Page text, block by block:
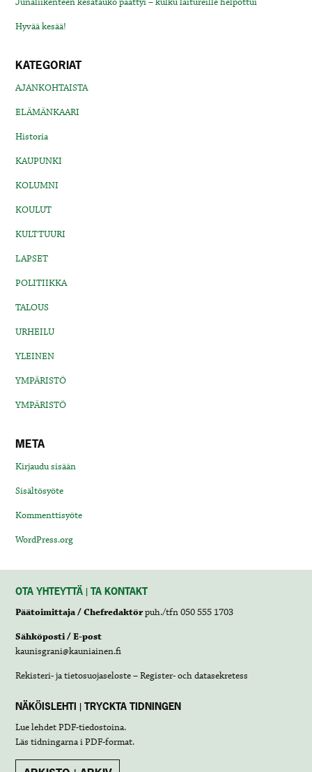
Hyvää kesää!
KATEGORIAT
AJANKOHTAISTA
ELÄMÄNKAARI
Historia
KAUPUNKI
KOLUMNI
KOULUT
KULTTUURI
LAPSET
POLITIIKKA
TALOUS
URHEILU
YLEINEN
YMPÄRISTÖ
YMPÄRISTÖ
META
Kirjaudu sisään
Sisältösyöte
Kommenttisyöte
WordPress.org
OTA YHTEYTTÄ | TA KONTAKT
Päätoimittaja / Chefredaktörpuh./tfn 050 555 1703
Sähköposti / E-post
kaunisgrani@kauniainen.fi
Rekisteri- ja tietosuojaseloste – Register- och datasekretess
NÄKÖISLEHTI | TRYCKTA TIDNINGEN
Lue lehdetPDF-tiedostoina.
Läs tidningarna iPDF-format.